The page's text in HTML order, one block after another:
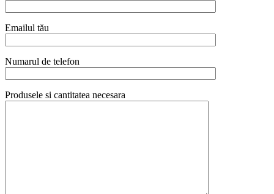
Emailul tău
Numarul de telefon
Produsele si cantitatea necesara